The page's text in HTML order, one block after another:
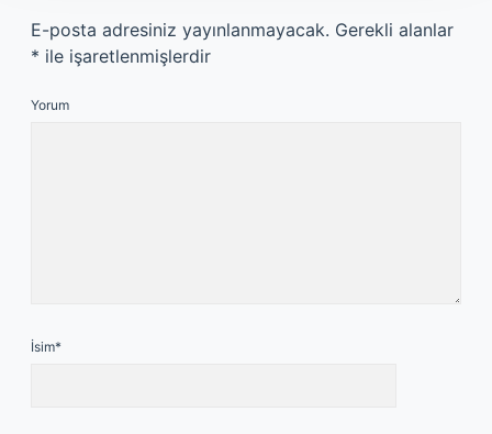
E-posta adresiniz yayınlanmayacak. Gerekli alanlar
* ile işaretlenmişlerdir
Yorum
İsim*